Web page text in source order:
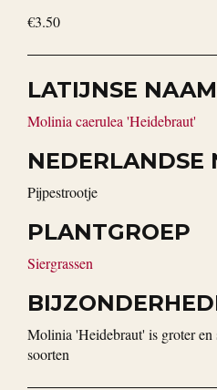
€3.50
LATIJNSE NAAM
Molinia caerulea 'Heidebraut'
NEDERLANDSE
pijpestrootje
PLANTGROEP
Siergrassen
Molinia 'Heidebraut' is groter
soorten